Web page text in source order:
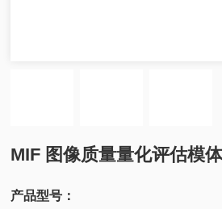
MIF 图像质量量化评估模
产品型号：